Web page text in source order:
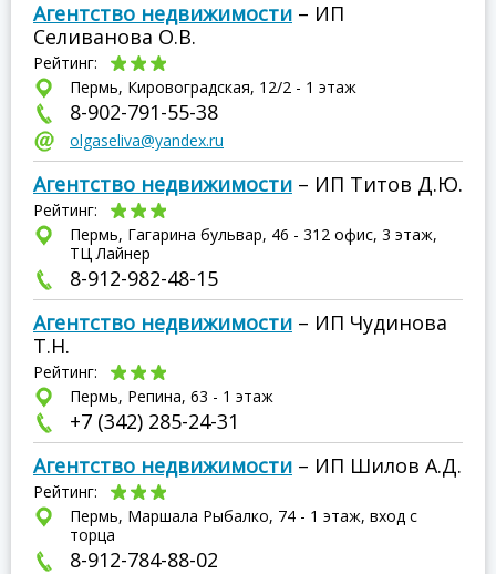
Агентство недвижимости – ИП
Селиванова О.В.
Рейтинг:
Пермь, Кировоградская, 12/2 - 1 этаж
8-902-791-55-38
olgaseliva@yandex.ru
Агентство недвижимости – ИП Титов Д.Ю.
Рейтинг:
Пермь, Гагарина бульвар, 46 - 312 офис, 3 этаж,
ТЦ Лайнер
8-912-982-48-15
Агентство недвижимости – ИП Чудинова
Т.Н.
Рейтинг:
Пермь, Репина, 63 - 1 этаж
+7 (342) 285-24-31
Агентство недвижимости – ИП Шилов А.Д.
Рейтинг:
Пермь, Маршала Рыбалко, 74 - 1 этаж, вход с
торца
8-912-784-88-02